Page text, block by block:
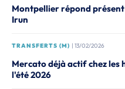
Montpellier répond
Irun
TRANSFERTS (M) | 13/02/2026
Mercato déjà actif chez les
l'été 2026